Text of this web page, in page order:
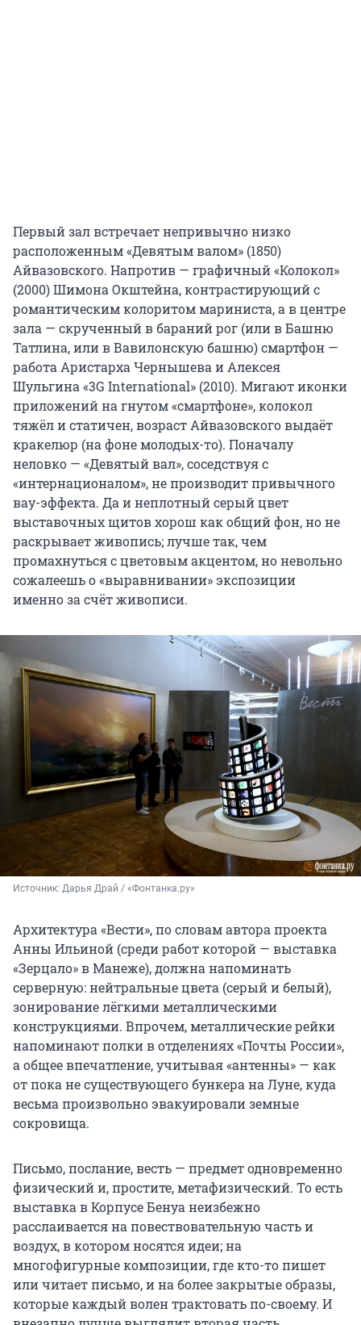
Первый зал встречает непривычно низко
расположенным «Девятым валом» (1850)
Айвазовского. Напротив — графичный «Колокол»
(2000) Шимона Окштейна, контрастирующий с
романтическим колоритом мариниста, а в центре
зала — скрученный в бараний рог (или в Башню
Татлина, или в Вавилонскую башню) смартфон —
работа Аристарха Чернышева и Алексея
Шульгина «3G International» (2010). Мигают иконки
приложений на гнутом «смартфоне», колокол
тяжёл и статичен, возраст Айвазовского выдаёт
кракелюр (на фоне молодых-то). Поначалу
неловко — «Девятый вал», соседствуя с
«интернационалом», не производит привычного
вау-эффекта. Да и неплотный серый цвет
выставочных щитов хорош как общий фон, но не
раскрывает живопись; лучше так, чем
промахнуться с цветовым акцентом, но невольно
сожалеешь о «выравнивании» экспозиции
именно за счёт живописи.
Источник: Дарья Драй / «Фонтанка.ру»
Архитектура «Вести», по словам автора проекта
Анны Ильиной (среди работ которой — выставка
«Зерцало» в Манеже), должна напоминать
серверную: нейтральные цвета (серый и белый),
зонирование лёгкими металлическими
конструкциями. Впрочем, металлические рейки
напоминают полки в отделениях «Почты России»,
а общее впечатление, учитывая «антенны» — как
от пока не существующего бункера на Луне, куда
весьма произвольно эвакуировали земные
сокровища.
Письмо, послание, весть — предмет одновременно
физический и, простите, метафизический. То есть
выставка в Корпусе Бенуа неизбежно
расслаивается на повествовательную часть и
воздух, в котором носятся идеи; на
многофигурные композиции, где кто-то пишет
или читает письмо, и на более закрытые образы,
которые каждый волен трактовать по-своему. И